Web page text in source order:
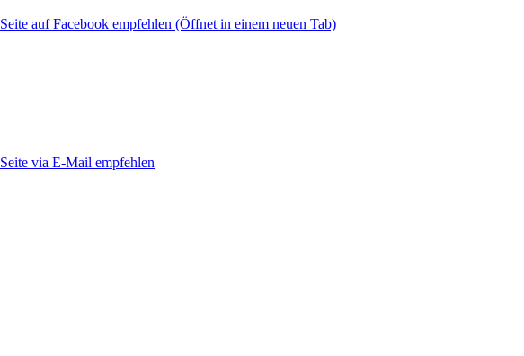
Seite auf Facebook empfehlen (Öffnet in einem neuen Tab)
Seite via E-Mail empfehlen